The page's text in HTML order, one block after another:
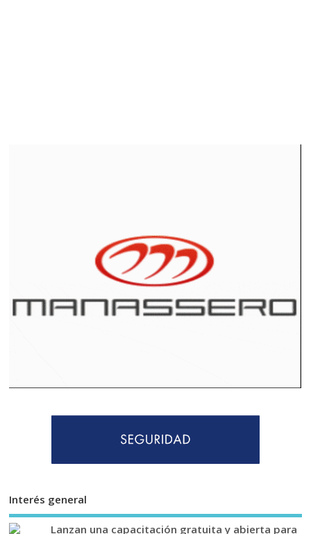
Interés general
Lanzan una capacitación gratuita y abierta para